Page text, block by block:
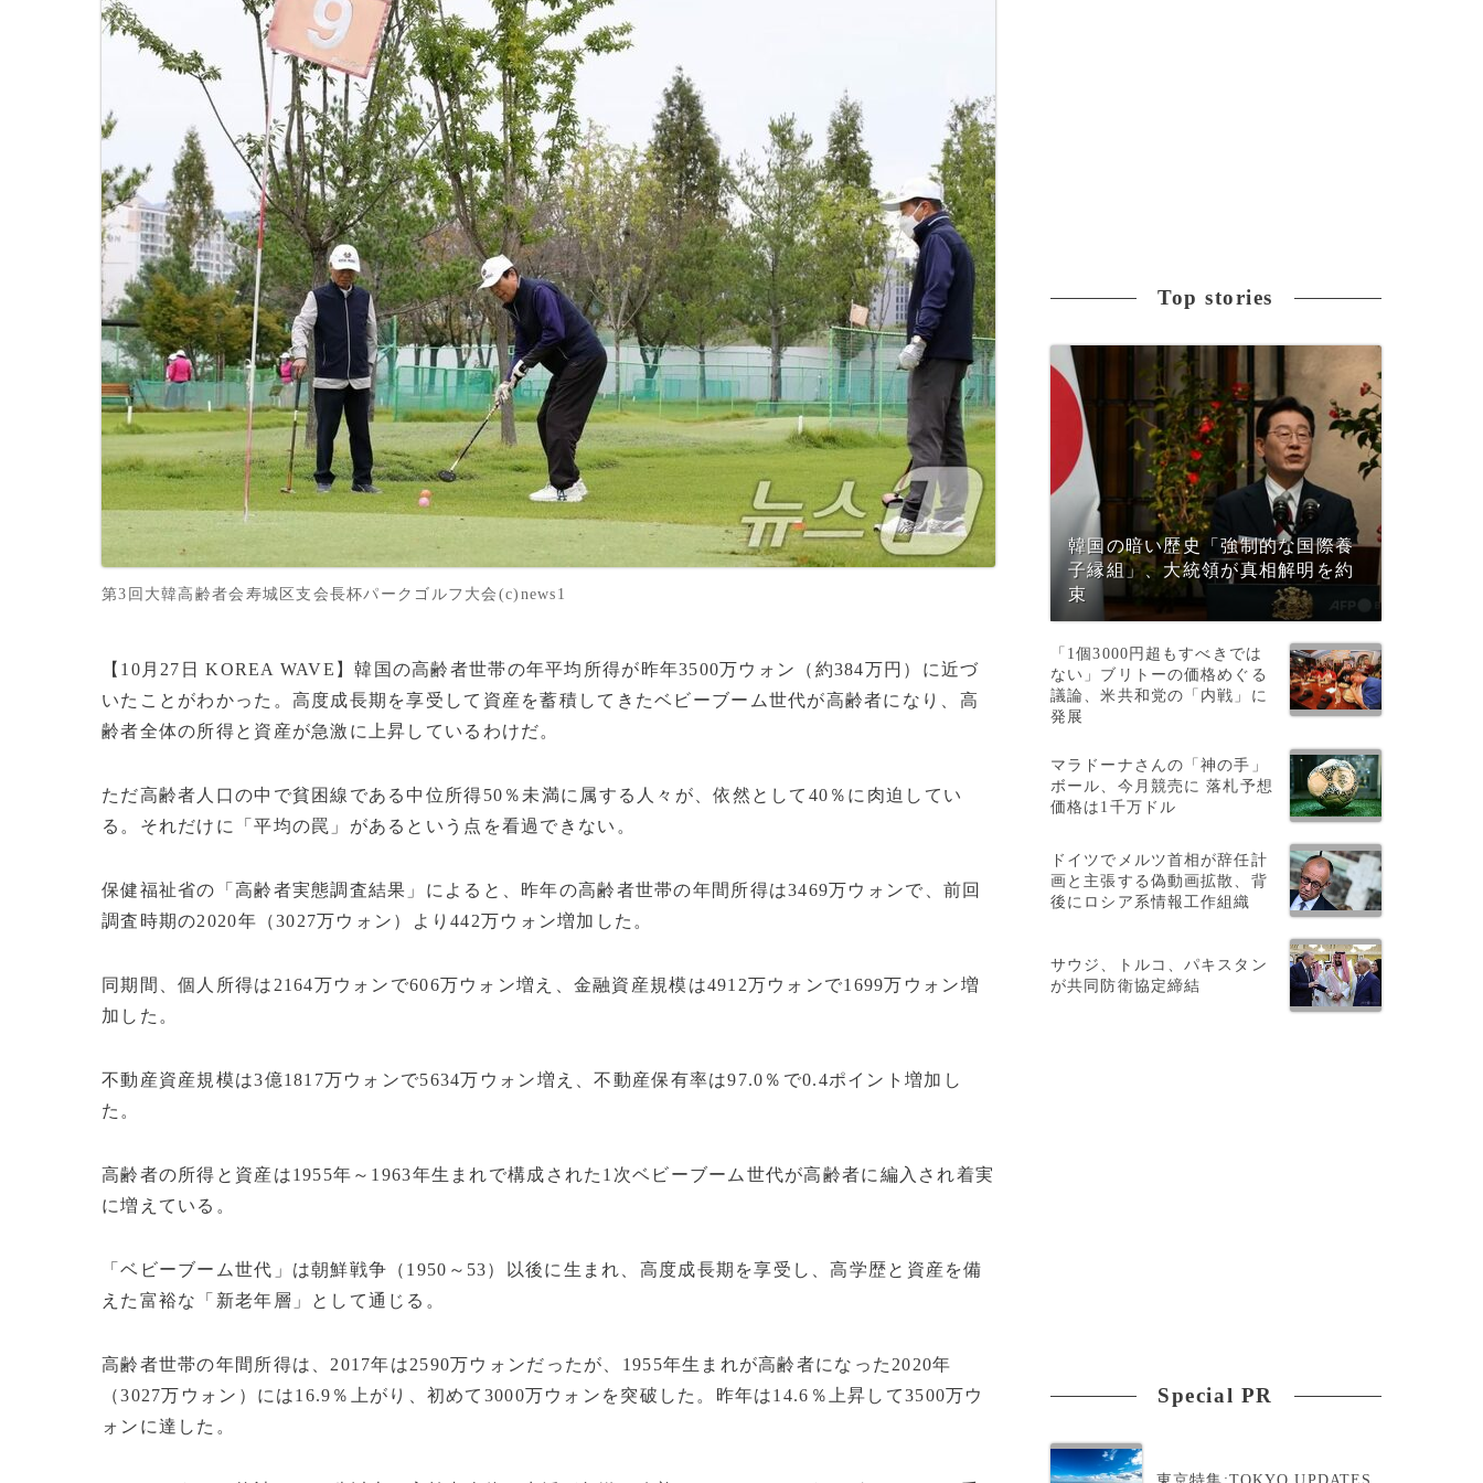
第3回大韓高齢者会寿城区支会長杯パークゴルフ大会(c)news1
【10月27日 KOREA WAVE】韓国の高齢者世帯の年平均所得が昨年3500万ウォン（約384万円）に近づ
いたことがわかった。高度成長期を享受して資産を蓄積してきたベビーブーム世代が高齢者になり、高
齢者全体の所得と資産が急激に上昇しているわけだ。
ただ高齢者人口の中で貧困線である中位所得50％未満に属する人々が、依然として40％に肉迫してい
る。それだけに「平均の罠」があるという点を看過できない。
保健福祉省の「高齢者実態調査結果」によると、昨年の高齢者世帯の年間所得は3469万ウォンで、前回
調査時期の2020年（3027万ウォン）より442万ウォン増加した。
同期間、個人所得は2164万ウォンで606万ウォン増え、金融資産規模は4912万ウォンで1699万ウォン増
加した。
不動産資産規模は3億1817万ウォンで5634万ウォン増え、不動産保有率は97.0％で0.4ポイント増加し
た。
高齢者の所得と資産は1955年～1963年生まれで構成された1次ベビーブーム世代が高齢者に編入され着実
に増えている。
「ベビーブーム世代」は朝鮮戦争（1950～53）以後に生まれ、高度成長期を享受し、高学歴と資産を備
えた富裕な「新老年層」として通じる。
高齢者世帯の年間所得は、2017年は2590万ウォンだったが、1955年生まれが高齢者になった2020年
（3027万ウォン）には16.9％上がり、初めて3000万ウォンを突破した。昨年は14.6％上昇して3500万ウ
ォンに達した。
Top stories
韓国の暗い歴史「強制的な国際養
子縁組」、大統領が真相解明を約
束
「1個3000円超もすべきでは
ない」ブリトーの価格めぐる
議論、米共和党の「内戦」に
発展
マラドーナさんの「神の手」
ボール、今月競売に 落札予想
価格は1千万ドル
ドイツでメルツ首相が辞任計
画と主張する偽動画拡散、背
後にロシア系情報工作組織
サウジ、トルコ、パキスタン
が共同防衛協定締結
Special PR
東京特集:TOKYO UPDATES